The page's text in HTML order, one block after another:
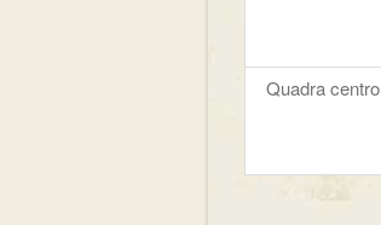
Quadra centro